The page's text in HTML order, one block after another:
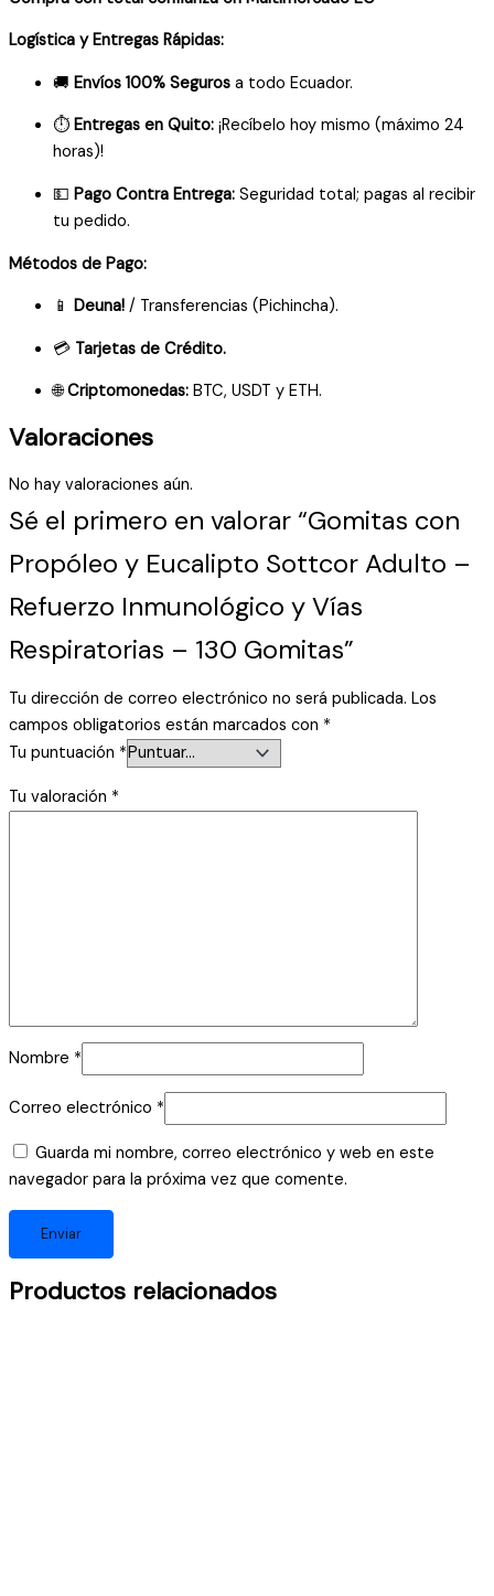
Logística y Entregas Rápidas:
🚚 Envíos 100% Seguros a todo Ecuador.
⏱️ Entregas en Quito: ¡Recíbelo hoy mismo (máximo 24
horas)!
💵 Pago Contra Entrega: Seguridad total; pagas al recibir
tu pedido.
Métodos de Pago:
📱 Deuna! / Transferencias (Pichincha).
💳 Tarjetas de Crédito.
🌐Criptomonedas: BTC, USDT y ETH.
Valoraciones
No hay valoraciones aún.
Sé el primero en valorar “Gomitas con
Propóleo y Eucalipto Sottcor Adulto –
Refuerzo Inmunológico y Vías
Respiratorias – 130 Gomitas”
Tu dirección de correo electrónico no será publicada. Los
campos obligatorios están marcados con *
Tu puntuación *
Tu valoración *
Nombre *
Correo electrónico *
Guarda mi nombre, correo electrónico y web en este
navegador para la próxima vez que comente.
Productos relacionados